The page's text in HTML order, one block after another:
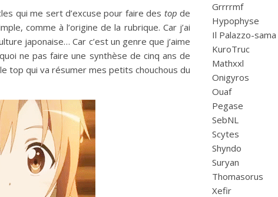
qui me sert d’excuse pour faire des top de
comme à l’origine de la rubrique. Car j’ai
japonaise… Car c’est un genre que j’aime
ne pas faire une synthèse de cinq ans de
top qui va résumer mes petits chouchous du
Grrrrmf
Hypophyse
Il Palazzo-sama
KuroTruc
Mathxxl
Onigyros
Ouaf
Pegase
SebNL
Scytes
Shyndo
Suryan
Thomasorus
Xefir